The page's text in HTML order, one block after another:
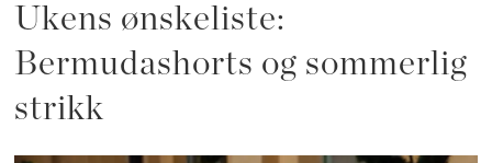
Ukens ønskeliste:
Bermudashorts og sommerlig
strikk